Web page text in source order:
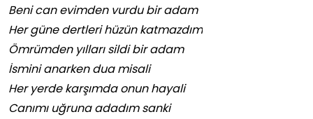
Beni can evimden vurdu bir adam
Her güne dertleri hüzün katmazdım
Ömrümden yılları sildi bir adam
İsmini anarken dua misali
Her yerde karşımda onun hayali
Canımı uğruna adadım sanki